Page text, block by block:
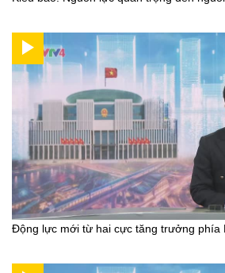
Động lực mới từ hai cực tăng trưởng phía